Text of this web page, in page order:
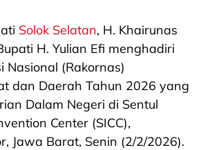
Solok Selatan, H. Khairunas
H. Yulian Efi menghadiri
Nasional (Rakornas)
dan Daerah Tahun 2026 yang
Dalam Negeri di Sentul
Center (SICC),
Jawa Barat, Senin (2/2/2026).